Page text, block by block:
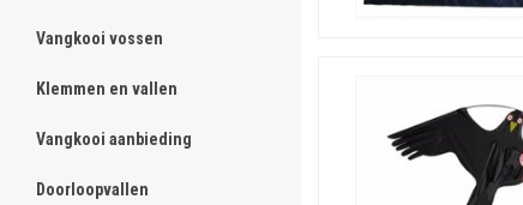
Vangkooi vossen
Klemmen en vallen
Vangkooi aanbieding
Doorloopvallen
ghost
ghost
ghost
ghost